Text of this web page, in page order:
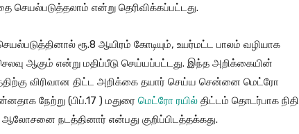
செயல்படுத்தலாம் என்று தெரிவிக்கப்பட்டது.
ரூ.8 ஆயிரம் கோடியும், உயர்மட்ட பாலம் வழியாக
ஆகும் என்று மதிப்பீடு செய்யப்பட்டது. இந்த அறிக்கையின்
விரிவான திட்ட அறிக்கை தயார் செய்ய சென்னை மெட்ரோ
நேற்று (பிப்.17 ) மதுரை மெட்ரோ ரயில் திட்டம் தொடர்பாக நிதி
நடத்தினார் என்பது குறிப்பிடத்தக்கது.